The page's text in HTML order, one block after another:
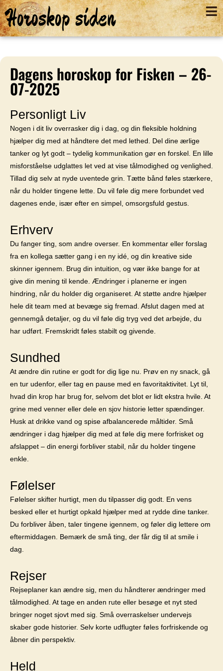
Horoskop siden
Dagens horoskop for Fisken – 26-
07-2025
Personligt Liv
Nogen i dit liv overrasker dig i dag, og din fleksible holdning
hjælper dig med at håndtere det med lethed. Del dine ærlige
tanker og lyt godt – tydelig kommunikation gør en forskel. En lille
misforståelse udglattes let ved at vise tålmodighed og venlighed.
Tillad dig selv at nyde uventede grin. Tætte bånd føles stærkere,
når du holder tingene lette. Du vil føle dig mere forbundet ved
dagenes ende, især efter en simpel, omsorgsfuld gestus.
Erhverv
Du fanger ting, som andre overser. En kommentar eller forslag
fra en kollega sætter gang i en ny idé, og din kreative side
skinner igennem. Brug din intuition, og vær ikke bange for at
give din mening til kende. Ændringer i planerne er ingen
hindring, når du holder dig organiseret. At støtte andre hjælper
hele dit team med at bevæge sig fremad. Afslut dagen med at
gennemgå detaljer, og du vil føle dig tryg ved det arbejde, du
har udført. Fremskridt føles stabilt og givende.
Sundhed
At ændre din rutine er godt for dig lige nu. Prøv en ny snack, gå
en tur udenfor, eller tag en pause med en favoritaktivitet. Lyt til,
hvad din krop har brug for, selvom det blot er lidt ekstra hvile. At
grine med venner eller dele en sjov historie letter spændinger.
Husk at drikke vand og spise afbalancerede måltider. Små
ændringer i dag hjælper dig med at føle dig mere forfrisket og
afslappet – din energi forbliver stabil, når du holder tingene
enkle.
Følelser
Følelser skifter hurtigt, men du tilpasser dig godt. En vens
besked eller et hurtigt opkald hjælper med at rydde dine tanker.
Du forbliver åben, taler tingene igennem, og føler dig lettere om
eftermiddagen. Bemærk de små ting, der får dig til at smile i
dag.
Rejser
Rejseplaner kan ændre sig, men du håndterer ændringer med
tålmodighed. At tage en anden rute eller besøge et nyt sted
bringer noget sjovt med sig. Små overraskelser undervejs
skaber gode historier. Selv korte udflugter føles forfriskende og
åbner din perspektiv.
Held